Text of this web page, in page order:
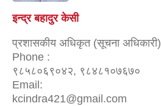
इन्द्र बहादुर केसी
प्रशासकीय अधिकृत (सूचना अधिकारी)
Phone :
९८५८०६९०४२, ९८४८१०७६७०
Email:
kcindra421@gmail.com